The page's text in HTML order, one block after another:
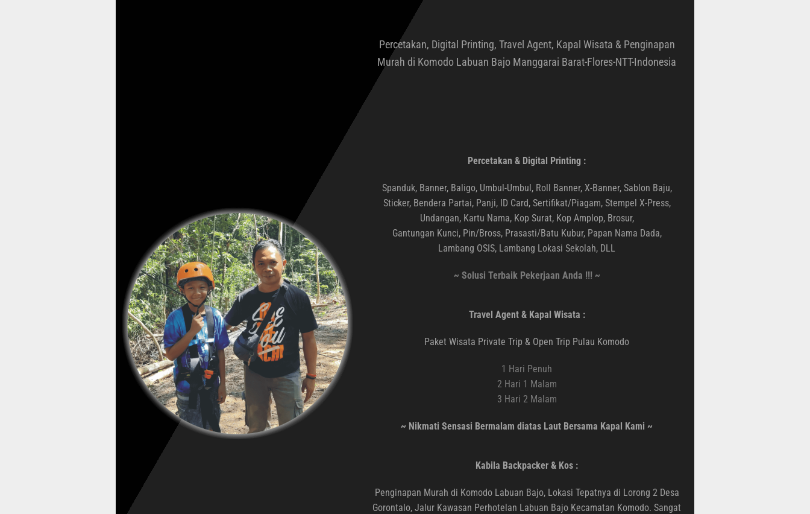
Percetakan, Digital Printing, Travel Agent, Kapal Wisata & Penginapan
Murah di Komodo Labuan Bajo Manggarai Barat-Flores-NTT-Indonesia
Percetakan & Digital Printing :
Spanduk, Banner, Baligo, Umbul-Umbul, Roll Banner, X-Banner, Sablon Baju,
Sticker, Bendera Partai, Panji, ID Card, Sertifikat/Piagam, Stempel X-Press,
Undangan, Kartu Nama, Kop Surat, Kop Amplop, Brosur,
Gantungan Kunci, Pin/Bross, Prasasti/Batu Kubur, Papan Nama Dada,
Lambang OSIS, Lambang Lokasi Sekolah, DLL
~ Solusi Terbaik Pekerjaan Anda !!! ~
Travel Agent & Kapal Wisata :
Paket Wisata Private Trip & Open Trip Pulau Komodo
1 Hari Penuh
2 Hari 1 Malam
3 Hari 2 Malam
~ Nikmati Sensasi Bermalam diatas Laut Bersama Kapal Kami ~
Kabila Backpacker & Kos :
Penginapan Murah di Komodo Labuan Bajo, Lokasi Tepatnya di Lorong 2 Desa
Gorontalo, Jalur Kawasan Perhotelan Labuan Bajo Kecamatan Komodo. Sangat